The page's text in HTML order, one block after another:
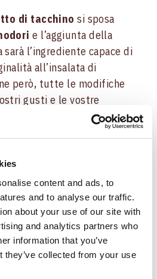
content and ads, to
and to analyse our traffic.
about your use of our site with
and analytics partners who
information that you’ve
they’ve collected from your use
di tacchino si sposa
e l’aggiunta della
l’ingrediente capace di
all’insalata di
però, tutte le modifiche
gusti e le vostre
da chef sono bene accette:
diventa magico con un
vostra?
una salsa che si abbini
la classicamaionese, o
saranno perfette per